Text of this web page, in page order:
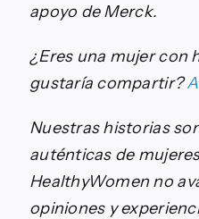
apoyo deMerck.
¿Eres una mujer con
gustaría compartir?
Nuestras historias
auténticas de
HealthyWomen no
opiniones y